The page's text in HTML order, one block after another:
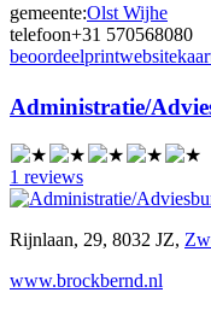
gemeente:Olst Wijhe
telefoon+31 570568080
beoordeelprintwebsite
Administratie/
1 reviews
Rijnlaan, 29, 8032 JZ,
www.brockbernd.nl